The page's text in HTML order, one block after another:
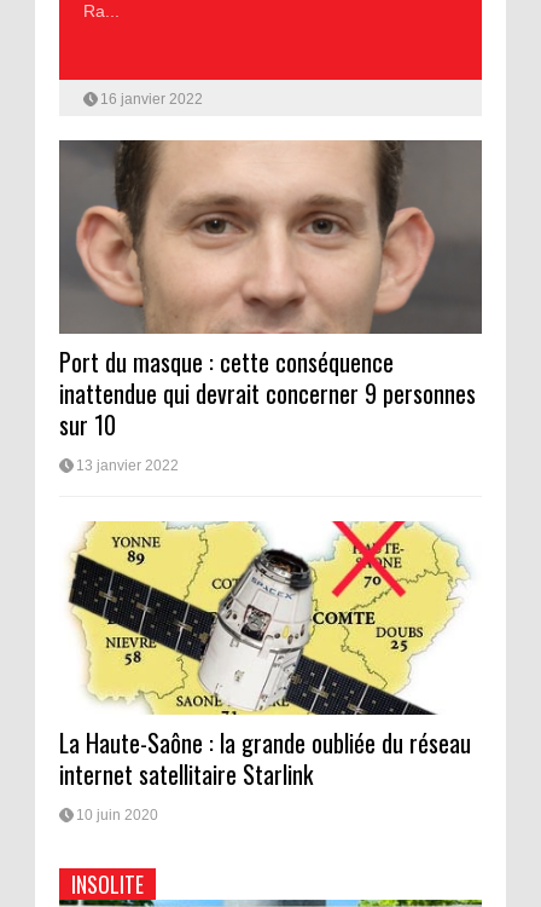
Ra...
16 janvier 2022
Port du masque : cette conséquence
inattendue qui devrait concerner 9 personnes
sur 10
13 janvier 2022
La Haute-Saône : la grande oubliée du réseau
internet satellitaire Starlink
10 juin 2020
INSOLITE